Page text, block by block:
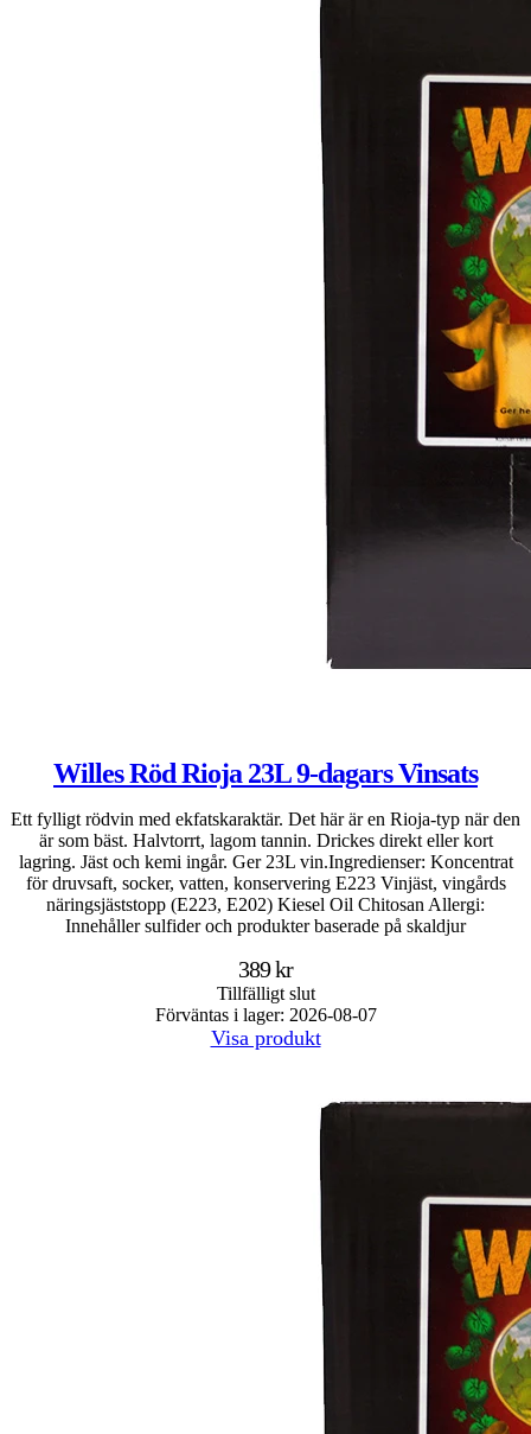
Willes Röd Rioja 23L 9-dagars Vinsats
Ett fylligt rödvin med ekfatskaraktär. Det här är en Rioja-typ när den
är som bäst. Halvtorrt, lagom tannin. Drickes direkt eller kort
lagring. Jäst och kemi ingår. Ger 23L vin.Ingredienser: Koncentrat
för druvsaft, socker, vatten, konservering E223 Vinjäst, vingårds
näringsjäststopp (E223, E202) Kiesel Oil Chitosan Allergi:
Innehåller sulfider och produkter baserade på skaldjur
389 kr
Tillfälligt slut
Förväntas i lager: 2026-08-07
Visa produkt